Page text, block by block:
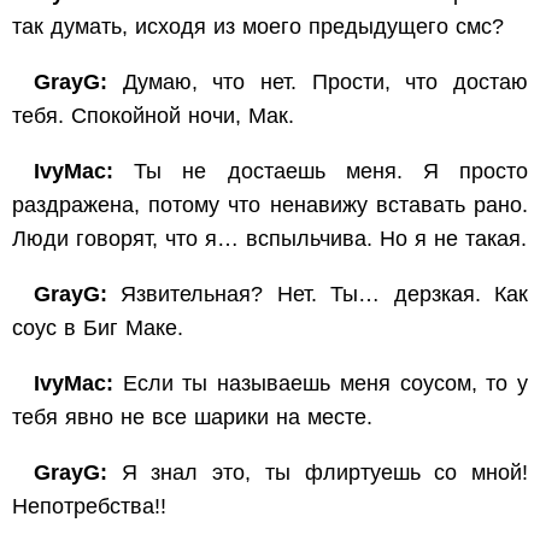
так думать, исходя из моего предыдущего смс?
GrayG: Думаю, что нет. Прости, что достаю
тебя. Спокойной ночи, Мак.
IvyMac:Ты не достаешь меня. Я просто
раздражена, потому что ненавижу вставать рано.
Люди говорят, что я… вспыльчива. Но я не такая.
GrayG: Язвительная? Нет. Ты… дерзкая. Как
соус в Биг Маке.
IvyMac: Если ты называешь меня соусом, то у
тебя явно не все шарики на месте.
GrayG: Я знал это, ты флиртуешь со мной!
Непотребства!!